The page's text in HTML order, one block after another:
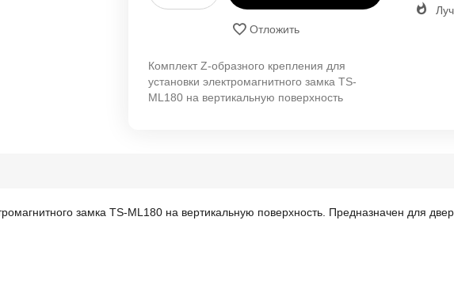
Отложить
Комплект Z-образного крепления для
установки электромагнитного замка TS-
ML180 на вертикальную поверхность
замка TS-ML180 на вертикальную поверхность. Предназначен для